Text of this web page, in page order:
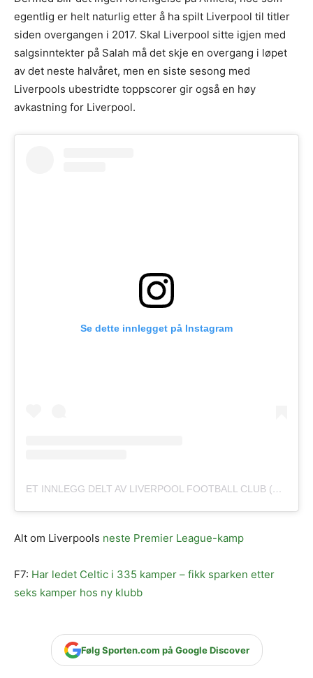
egentlig er helt naturlig etter å ha spilt Liverpool til titler
siden overgangen i 2017. Skal Liverpool sitte igjen med
salgsinntekter på Salah må det skje en overgang i løpet
av det neste halvåret, men en siste sesong med
Liverpools ubestridte toppscorer gir også en høy
avkastning for Liverpool.
Se dette innlegget på Instagram
ET INNLEGG DELT AV LIVERPOOL FOOTBALL CLUB (@LIVERPOOLFC)
Alt om Liverpools neste Premier League-kamp
F7: Har ledet Celtic i 335 kamper – fikk sparken etter
seks kamper hos ny klubb
Følg Sporten.com på Google Discover